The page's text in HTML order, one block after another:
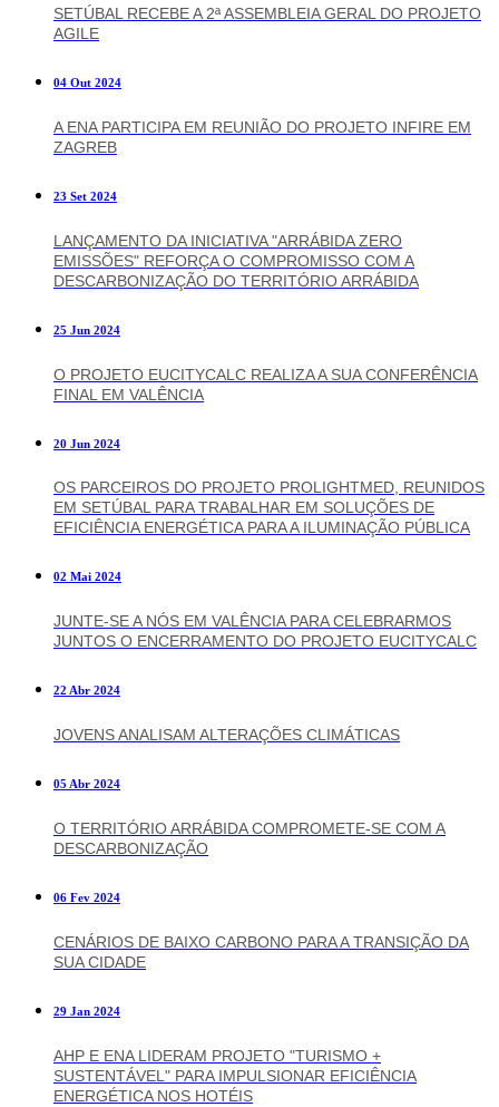
SETÚBAL RECEBE A 2ª ASSEMBLEIA GERAL DO PROJETO
AGILE
04 Out 2024
A ENA PARTICIPA EM REUNIÃO DO PROJETO INFIRE EM
ZAGREB
23 Set 2024
LANÇAMENTO DA INICIATIVA "ARRÁBIDA ZERO
EMISSÕES" REFORÇA O COMPROMISSO COM A
DESCARBONIZAÇÃO DO TERRITÓRIO ARRÁBIDA
25 Jun 2024
O PROJETO EUCITYCALC REALIZA A SUA CONFERÊNCIA
FINAL EM VALÊNCIA
20 Jun 2024
OS PARCEIROS DO PROJETO PROLIGHTMED, REUNIDOS
EM SETÚBAL PARA TRABALHAR EM SOLUÇÕES DE
EFICIÊNCIA ENERGÉTICA PARA A ILUMINAÇÃO PÚBLICA
02 Mai 2024
JUNTE-SE A NÓS EM VALÊNCIA PARA CELEBRARMOS
JUNTOS O ENCERRAMENTO DO PROJETO EUCITYCALC
22 Abr 2024
JOVENS ANALISAM ALTERAÇÕES CLIMÁTICAS
05 Abr 2024
O TERRITÓRIO ARRÁBIDA COMPROMETE-SE COM A
DESCARBONIZAÇÃO
06 Fev 2024
CENÁRIOS DE BAIXO CARBONO PARA A TRANSIÇÃO DA
SUA CIDADE
29 Jan 2024
AHP E ENA LIDERAM PROJETO "TURISMO +
SUSTENTÁVEL" PARA IMPULSIONAR EFICIÊNCIA
ENERGÉTICA NOS HOTÉIS